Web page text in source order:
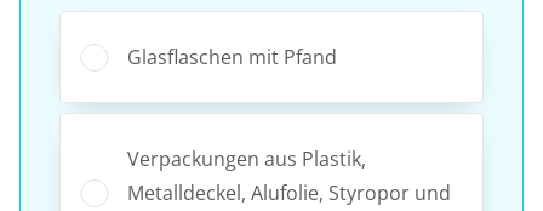
Glasflaschen mit Pfand
Verpackungen aus Plastik,
Metalldeckel, Alufolie, Styropor und